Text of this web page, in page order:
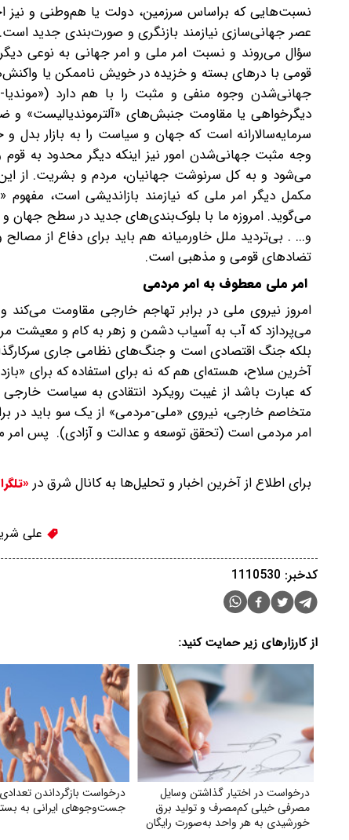
نسبت‌هایی که براساس سرزمین، دولت یا هم‌وطنی و
عصر جهانی‌‌سازی نیازمند بازنگری و صورت‌بندی جدید
سؤال می‌روند و نسبت امر ملی و امر جهانی به‌ نوعی
قومی با درهای بسته و خزیده در خویش ناممکن یا
جهانی‌شدن وجوه منفی و مثبت را با هم دارد («موندیا-
دیگرخواهی یا مقاومت جنبش‌های «آلترموندیالیست» و
سرمایه‌سالارانه است که جهان و سیاست را به بازار
وجه مثبت جهانی‌شدن امور نیز اینکه دیگر محدود به
می‌شود و به کل سرنوشت جهانیان، مردم و بشریت. از
مکمل دیگر امر ملی که نیازمند بازاندیشی است،
می‌گوید. امروزه ما با بلوک‌بندی‌های جدید در سطح جهان و
و... . بی‌تردید ملل خاورمیانه هم باید برای دفاع از
تضادهای قومی و مذهبی است.
امر ملی معطوف به امر مردمی
امروز نیروی ملی در برابر تهاجم خارجی مقاومت
می‌پردازد که آب به آسیاب دشمن و زهر به کام و معیشت
بلکه جنگ اقتصادی است و جنگ‌های نظامی جاری
آخرین سلاح، هسته‌ای هم که نه برای استفاده که برای
که عبارت باشد از غیبت رویکرد انتقادی به سیاست
متخاصم خارجی، نیروی «ملی-مردمی» از یک سو باید در
امر مردمی است (تحقق توسعه و عدالت و آزادی). پس امر
برای اطلاع از آخرین اخبار و تحلیل‌ها به کانال شرق در
علی
کدخبر: 1110530
از کارزارهای زیر حمایت کنید:
درخواست در اختیار گذاشتن وسایل
مصرفی خیلی کم‌مصرف و تولید برق
خورشیدی به هر واحد به‌صورت رایگان
درخواست بازگرداندن تعدادی
جست‌وجوهای ایرانی به